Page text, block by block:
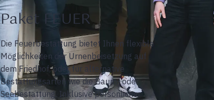
Paket FEUER
Die Feuerbestattung bietet Ihnen flexible
Möglichkeiten der Urnenbeisetzung auf
dem Friedhof, oder für alternative
Bestattungsarten wie die Baum- oder
Seebestattung. Inklusive persönlicher